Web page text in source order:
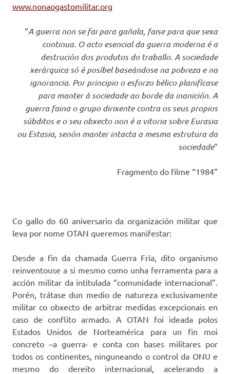
www.nonaogastomilitar.org
“A guerra non se fai para gañala, faise para que sexa
continua. O acto esencial da guerra moderna é a
destrución dos produtos do traballo. A sociedade
xerárquica só é posíbel baseándose na pobreza e na
ignorancia. Por principio o esforzo bélico planifícase
para manter á sociedade ao borde da inanición. A
guerra faina o grupo dirixente contra os seus propios
súbditos e o seu obxecto non é a vitoria sobre Eurasia
ou Estasia, senón manter intacta a mesma estrutura da
sociedade”
Fragmento do filme “1984”
Co gallo do 60 aniversario da organización militar que
leva por nome OTAN queremos manifestar:
Desde a fin da chamada Guerra Fría, dito organismo
reinventouse a si mesmo como unha ferramenta para a
acción militar da intitulada “comunidade internacional”.
Porén, trátase dun medio de natureza exclusivamente
militar co obxecto de arbitrar medidas excepcionais en
caso de conflito armado. A OTAN foi ideada polos
Estados Unidos de Norteamérica para un fin moi
concreto –a guerra- e conta con bases militares por
todos os continentes, ninguneando o control da ONU e
mesmo do dereito internacional, acelerando a